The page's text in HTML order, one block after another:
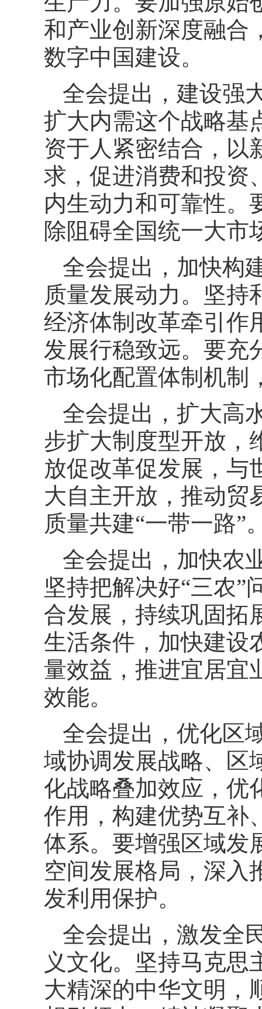
和产业创新深度融合
数字中国建设。
全会提出，建设强
扩大内需这个战略基
资于人紧密结合，以
求，促进消费和投资
内生动力和可靠性。
除阻碍全国统一大市
全会提出，加快构
质量发展动力。坚持
经济体制改革牵引作
发展行稳致远。要充
市场化配置体制机制
全会提出，扩大高
步扩大制度型开放，
放促改革促发展，与
大自主开放，推动贸
质量共建“一带一路”
全会提出，加快农
坚持把解决好“三农”
合发展，持续巩固拓
生活条件，加快建设
量效益，推进宜居宜
效能。
全会提出，优化区
域协调发展战略、区
化战略叠加效应，优
作用，构建优势互补
体系。要增强区域发
空间发展格局，深入
发利用保护。
全会提出，激发全
义文化。坚持马克思
大精深的中华文明，